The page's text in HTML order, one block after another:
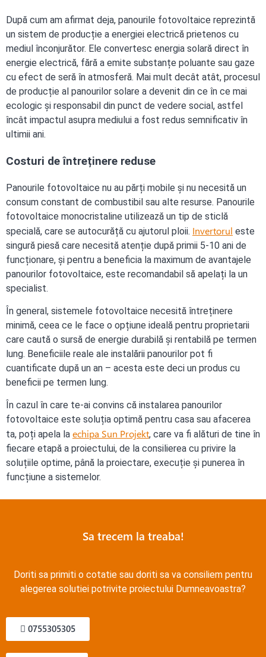
După cum am afirmat deja, panourile fotovoltaice reprezintă
un sistem de producție a energiei electrică prietenos cu
mediul înconjurător. Ele convertesc energia solară direct în
energie electrică, fără a emite substanțe poluante sau gaze
cu efect de seră în atmosferă. Mai mult decât atât, procesul
de producție al panourilor solare a devenit din ce în ce mai
ecologic și responsabil din punct de vedere social, astfel
încât impactul asupra mediului a fost redus semnificativ în
ultimii ani.
Costuri de întreținere reduse
Panourile fotovoltaice nu au părți mobile și nu necesită un
consum constant de combustibil sau alte resurse. Panourile
fotovoltaice monocristaline utilizează un tip de sticlă
specială, care se autocurăță cu ajutorul ploii. Invertorul este
singură piesă care necesită atenție după primii 5-10 ani de
funcționare, și pentru a beneficia la maximum de avantajele
panourilor fotovoltaice, este recomandabil să apelați la un
specialist.
În general, sistemele fotovoltaice necesită întreținere
minimă, ceea ce le face o opțiune ideală pentru proprietarii
care caută o sursă de energie durabilă și rentabilă pe termen
lung. Beneficiile reale ale instalării panourilor pot fi
cuantificate după un an – acesta este deci un produs cu
beneficii pe termen lung.
În cazul în care te-ai convins că instalarea panourilor
fotovoltaice este soluția optimă pentru casa sau afacerea
ta, poți apela la echipa Sun Projekt, care va fi alături de tine în
fiecare etapă a proiectului, de la consilierea cu privire la
soluțiile optime, până la proiectare, execuție și punerea în
funcțiune a sistemelor.
Sa trecem la treaba!
Doriti sa primiti o cotatie sau doriti sa va consiliem pentru
alegerea solutiei potrivite proiectului Dumneavoastra?
0755305305